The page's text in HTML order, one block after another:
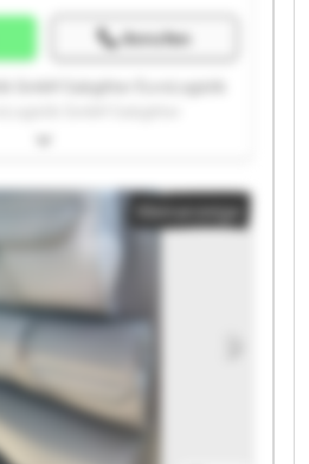
Anrufen
GmbH Salzgitter EuroLogistik
EuroLogistik GmbH
GmbH Salzgitter
EuroLogistik GmbH
GmbH Salzgitter EuroLogistik
GmbH Salzgitter
EuroLogistik GmbH
GmbH Salzgitter EuroLogistik
GmbH Salzgitter
EuroLogistik GmbH
Kleinanzeige